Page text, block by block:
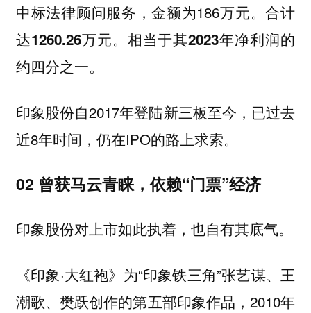
中标法律顾问服务，金额为186万元。合计
达1260.26万元。相当于其2023年净利润的
约四分之一。
印象股份自2017年登陆新三板至今，已过去
近8年时间，仍在IPO的路上求索。
02 曾获马云青睐，依赖“门票”经济
印象股份对上市如此执着，也自有其底气。
《印象·大红袍》为“印象铁三角”张艺谋、王
潮歌、樊跃创作的第五部印象作品，2010年